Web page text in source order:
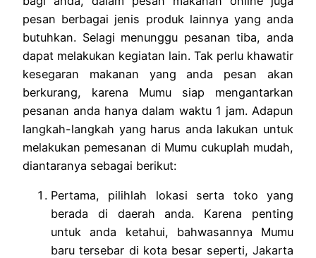
pesan berbagai jenis produk lainnya yang anda
butuhkan. Selagi menunggu pesanan tiba, anda
dapat melakukan kegiatan lain. Tak perlu khawatir
kesegaran makanan yang anda pesan akan
berkurang, karena Mumu siap mengantarkan
pesanan anda hanya dalam waktu 1 jam. Adapun
langkah-langkah yang harus anda lakukan untuk
melakukan pemesanan di Mumu cukuplah mudah,
diantaranya sebagai berikut:
Pertama, pilihlah lokasi serta toko yang
berada di daerah anda. Karena penting
untuk anda ketahui, bahwasannya Mumu
baru tersebar di kota besar seperti, Jakarta